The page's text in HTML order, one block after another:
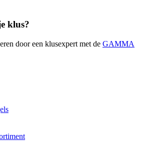
klus?
door een klusexpert met de GAMMA